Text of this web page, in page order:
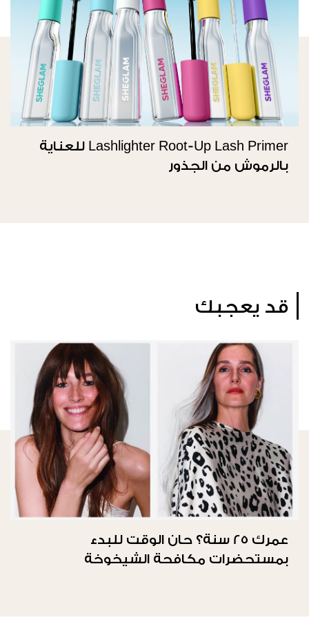
Lashlighter Root-Up Lash Primer للعناية
بالرموش من الجذور
قد يعجبك
عمرك 25 سنة؟ حان الوقت للبدء
بمستحضرات مكافحة الشيخوخة